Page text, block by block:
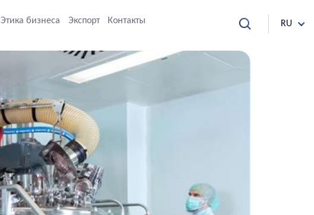
Этика бизнеса Экспорт Контакты RU